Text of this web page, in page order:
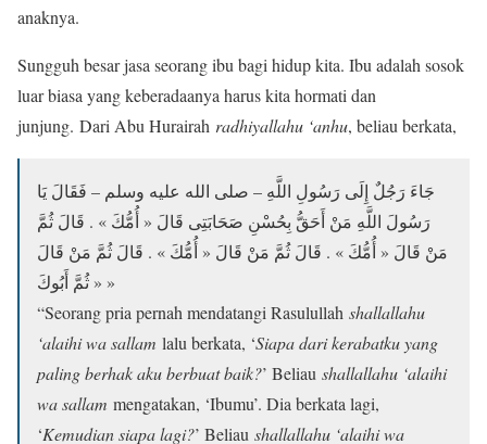
anaknya.
Sungguh besar jasa seorang ibu bagi hidup kita. Ibu adalah sosok
luar biasa yang keberadaanya harus kita hormati dan
junjung. Dari Abu Hurairah radhiyallahu ‘anhu, beliau berkata,
جَاءَ رَجُلٌ إِلَى رَسُولِ اللَّهِ – صلى الله عليه وسلم – فَقَالَ يَا
رَسُولَ اللَّهِ مَنْ أَحَقُّ بِحُسْنِ صَحَابَتِى قَالَ « أُمُّكَ » . قَالَ ثُمَّ
مَنْ قَالَ « أُمُّكَ » . قَالَ ثُمَّ مَنْ قَالَ « أُمُّكَ » . قَالَ ثُمَّ مَنْ قَالَ
« ثُمَّ أَبُوكَ »
“Seorang pria pernah mendatangi Rasulullah shallallahu
‘alaihi wa sallam lalu berkata, ‘Siapa dari kerabatku yang
paling berhak aku berbuat baik?’ Beliau shallallahu ‘alaihi
wa sallam mengatakan, ‘Ibumu’. Dia berkata lagi,
‘Kemudian siapa lagi?’ Beliau shallallahu ‘alaihi wa